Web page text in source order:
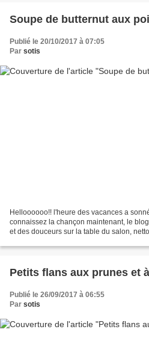
Soupe de butternut aux
Publié le 20/10/2017 à 07:05
Par sotis
Helloooooo!! l'heure des vacances a
connaissez la chançon maintenant, le
et des douceurs sur la table du salon,
Petits flans aux prunes et
Publié le 26/09/2017 à 06:55
Par sotis